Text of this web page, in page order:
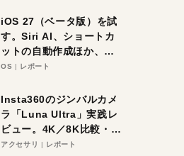
iOS 27（ベータ版）を試
す。Siri AI、ショートカ
ットの自動作成ほか、期
待大の便利機能5選。
る未来はすぐそこ！
OS レポート
Insta360のジンバルカメ
ラ「Luna Ultra」実践レ
ビュー。4K／8K比較・ズ
ーム・夜間撮影をチェッ
アクセサリ レポート